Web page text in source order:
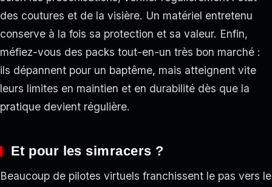
des coutures et de la visière. Un matériel entretenu
conserve à la fois sa protection et sa valeur. Enfin,
méfiez-vous des packs tout-en-un très bon marché :
ils dépannent pour un baptême, mais atteignent vite
leurs limites en maintien et en durabilité dès que la
pratique devient régulière.
Et pour les simracers ?
Beaucoup de pilotes virtuels franchissent le pas vers le